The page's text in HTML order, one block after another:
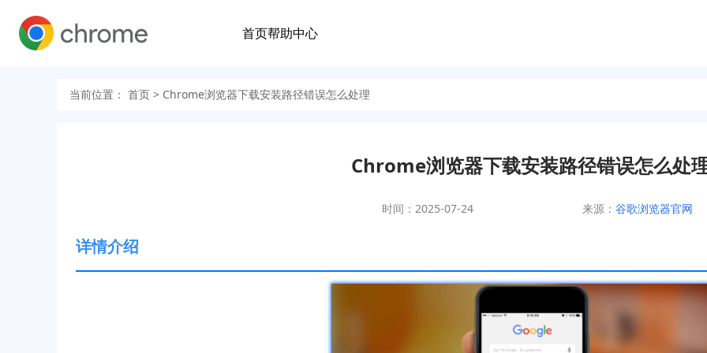
首页帮助中心
当前位置： 首页 > Chrome浏览器下载安装路径错误怎么处理
Chrome浏览器下载安装路径错误怎么处
时间：2025-07-24 来源： 谷歌浏览器官网
详情介绍